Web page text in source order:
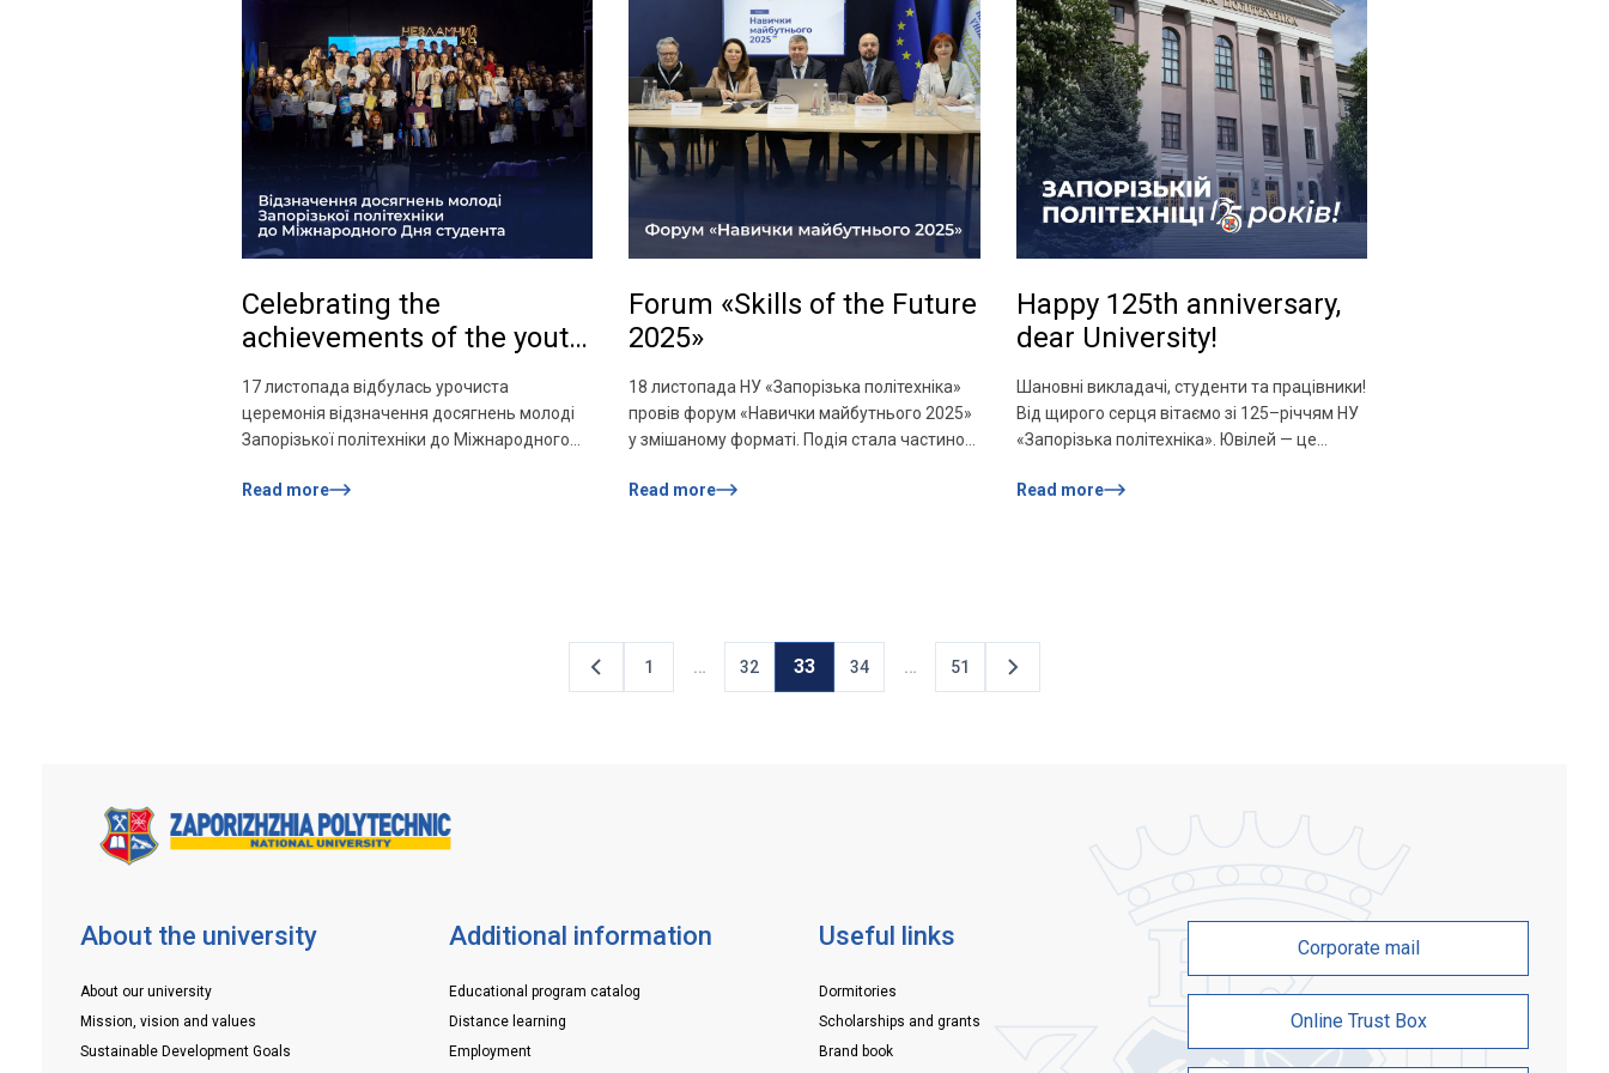
v=Z-5_J_8tQ6s&feature=youtu.be
Celebrating the
achievements of the youth
of Zaporizhzhia
Polytechnic University on
International Student Day
17 листопада відбулась урочиста
церемонія відзначення досягнень молоді
Запорізької політехніки до Міжнародного
річниці НУ «Запорізька політехніка».
Read more
Forum «Skills of the Future
2025»
18 листопада НУ «Запорізька політехніка»
провів форум «Навички майбутнього 2025»
у змішаному форматі. Подія стала частиною
об’єднала представників закладів освіти,
важливих для освітянської спільноти та
Read more
Happy 125th anniversary,
dear University!
Шановні викладачі, студенти та працівники!
Від щирого серця вітаємо зі 125–річчям НУ
«Запорізька політехніка». Ювілей — це
оцінити здобутки та спланувати майбутнє,
Read more
1 … 32 33 34 … 51
About the university
About our university
Mission, vision and values
Sustainable Development Goals
Additional information
Educational program catalog
Distance learning
Employment
Useful links
Dormitories
Scholarships and grants
Brand book
Corporate mail
Online Trust Box